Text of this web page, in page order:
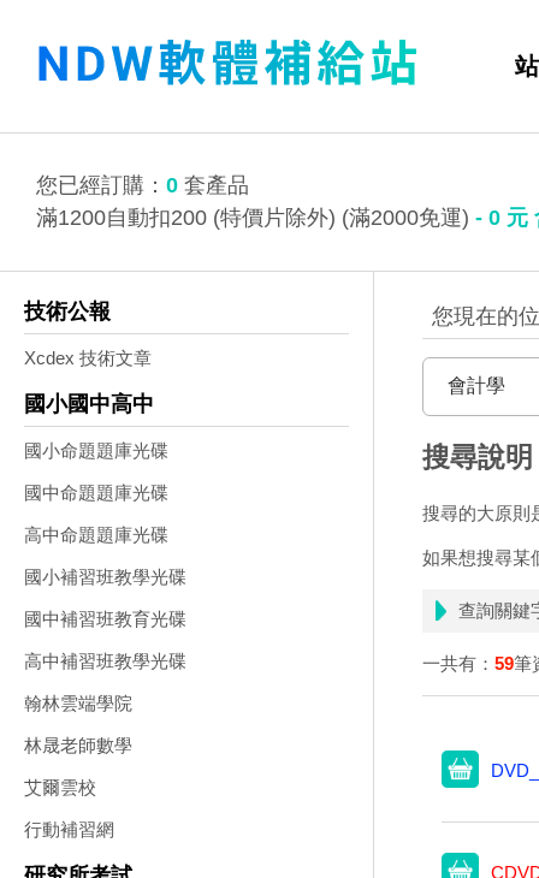
您已經訂購： 0 套產品
滿1200自動扣200 (特價片除外) (滿2000免運) - 0 元
技術公報
Xcdex 技術文章
國小國中高中
國小命題題庫光碟
國中命題題庫光碟
高中命題題庫光碟
國小補習班教學光碟
國中補習班教育光碟
高中補習班教學光碟
翰林雲端學院
林晟老師數學
艾爾雲校
行動補習網
搜尋說明
搜尋的大原則
如果想搜尋某
查詢關鍵
一共有： 59筆